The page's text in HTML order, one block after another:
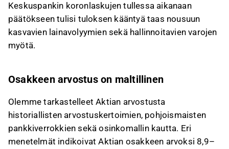
Keskuspankin koronlaskujen tullessa aikanaan
päätökseen tulisi tuloksen kääntyä taas nousuun
kasvavien lainavolyymien sekä hallinnoitavien varojen
myötä.
Osakkeen arvostus on maltillinen
Olemme tarkastelleet Aktian arvostusta
historiallisten arvostuskertoimien, pohjoismaisten
pankkiverrokkien sekä osinkomallin kautta. Eri
menetelmät indikoivat Aktian osakkeen arvoksi 8,9–